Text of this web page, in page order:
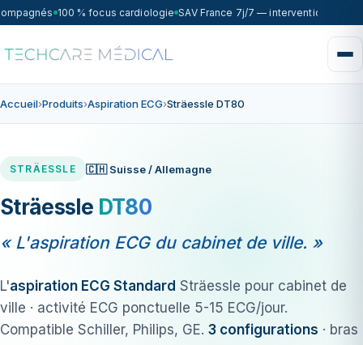
100 % focus cardiologie SAV France 7j/7 — intervention sous
Accueil›Produits›Aspiration ECG›Sträessle DT80
STRÄESSLE 🇨🇭 Suisse / Allemagne
Sträessle DT80
« L'aspiration ECG du cabinet de ville. »
L'aspiration ECG Standard Sträessle pour cabinet de
ville · activité ECG ponctuelle 5-15 ECG/jour.
Compatible Schiller, Philips, GE. 3 configurations · bras